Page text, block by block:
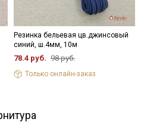
Резинка бельевая цв.джинсовый
синий, ш.4мм, 10м
78.4 руб. 98 руб.
Только онлайн-заказ